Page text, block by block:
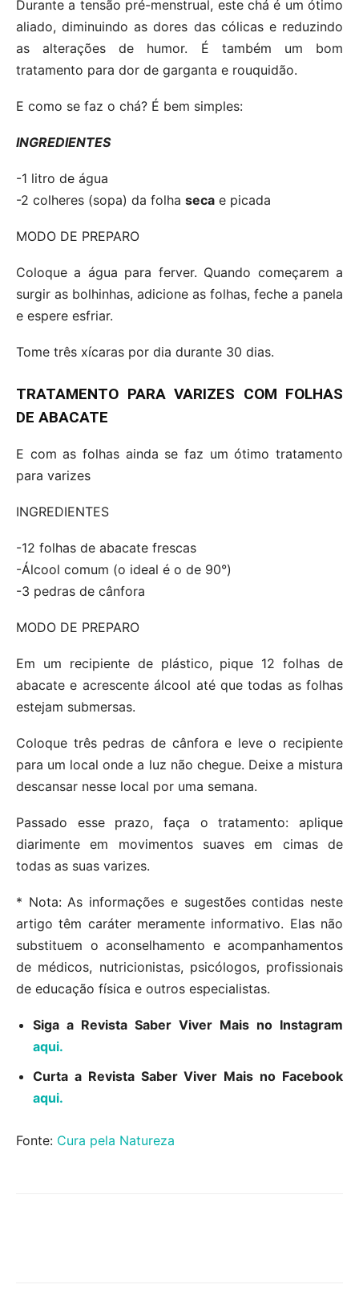
Durante a tensão pré-menstrual, este chá é um ótimo
aliado, diminuindo as dores das cólicas e reduzindo
as alterações de humor. É também um bom
tratamento para dor de garganta e rouquidão.
E como se faz o chá? É bem simples:
INGREDIENTES
-1 litro de água
-2 colheres (sopa) da folha seca e picada
MODO DE PREPARO
Coloque a água para ferver. Quando começarem a
surgir as bolhinhas, adicione as folhas, feche a panela
e espere esfriar.
Tome três xícaras por dia durante 30 dias.
TRATAMENTO PARA VARIZES COM FOLHAS
DE ABACATE
E com as folhas ainda se faz um ótimo tratamento
para varizes
INGREDIENTES
-12 folhas de abacate frescas
-Álcool comum (o ideal é o de 90°)
-3 pedras de cânfora
MODO DE PREPARO
Em um recipiente de plástico, pique 12 folhas de
abacate e acrescente álcool até que todas as folhas
estejam submersas.
Coloque três pedras de cânfora e leve o recipiente
para um local onde a luz não chegue. Deixe a mistura
descansar nesse local por uma semana.
Passado esse prazo, faça o tratamento: aplique
diarimente em movimentos suaves em cimas de
todas as suas varizes.
* Nota: As informações e sugestões contidas neste
artigo têm caráter meramente informativo. Elas não
substituem o aconselhamento e acompanhamentos
de médicos, nutricionistas, psicólogos, profissionais
de educação física e outros especialistas.
Siga a Revista Saber Viver Mais no Instagram
aqui.
Curta a Revista Saber Viver Mais no Facebook
aqui.
Fonte: Cura pela Natureza